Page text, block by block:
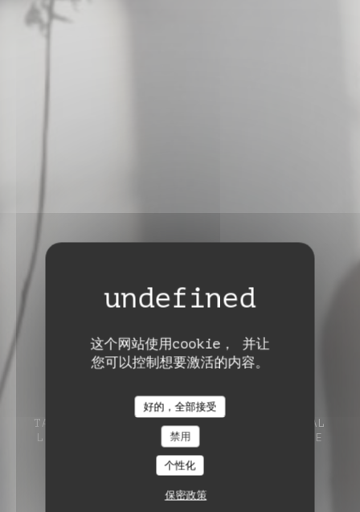
这个网站使用cookie， 并让
您可以控制想要激活的内容。
好的，全部接受
禁用
个性化
保密政策
Auberge de Monceaux
TABLE DE CAMPAGNE
1 RUE DU MARÉCHAL
LECLERC 60860 SAINT-OMER-EN-CHAUSSÉE
Auberge de Monceaux